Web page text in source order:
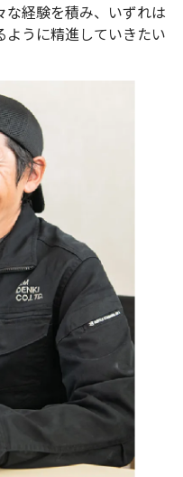
経験を積み、いずれは
うに精進していきたい